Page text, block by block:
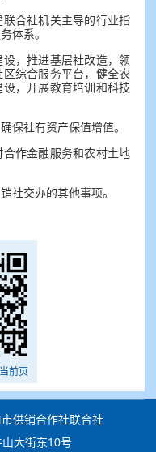
联合社机关主导的行业指
体系。
设，推进基层社改造，领
综合服务平台，健全农
，开展教育培训和科技
保社有资产保值增值。
合作金融服务和农村土地
社交办的其他事项。
前页
供销合作社联合社
大街东10号